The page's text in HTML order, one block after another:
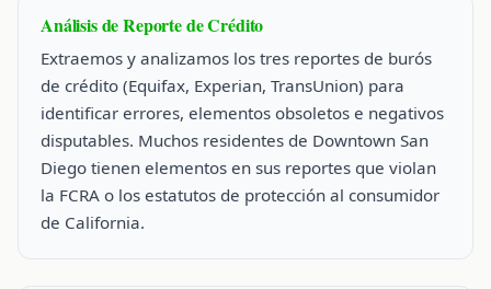
Análisis de Reporte de Crédito
Extraemos y analizamos los tres reportes de burós
de crédito (Equifax, Experian, TransUnion) para
identificar errores, elementos obsoletos e negativos
disputables. Muchos residentes de Downtown San
Diego tienen elementos en sus reportes que violan
la FCRA o los estatutos de protección al consumidor
de California.